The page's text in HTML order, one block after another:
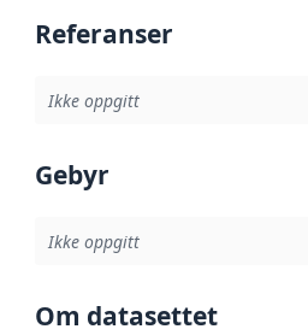
Referanser
Ikke oppgitt
Gebyr
Ikke oppgitt
Om datasettet